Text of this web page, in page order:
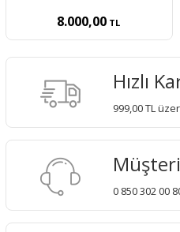
8.000,00TL
Hızlı
999,00 TL
0 850 302 00